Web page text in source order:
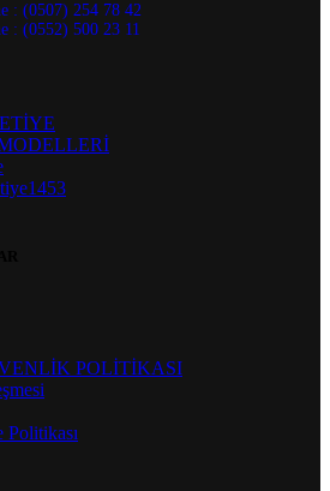
: (0507) 254 78 42
: (0552) 500 23 11
POLİTİKASI
Politikası